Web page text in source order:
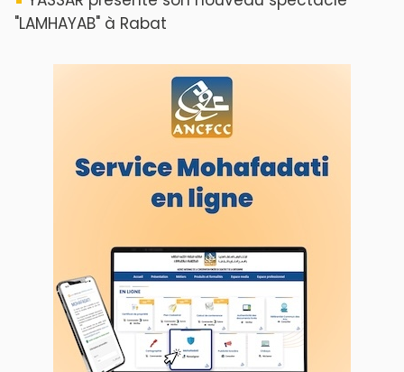
ABOUT US
A propos de L'ODJ
VOS CONTRIBUTIONS
LODJ VIDÉO
L'ODJ LIVE TV
LODJ AUDIO
WEB RADIO R212